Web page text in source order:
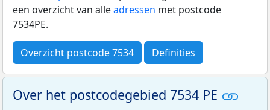
een overzicht van alleadressen met postcode
7534PE.
Overzicht postcode 7534 Definities
Over het postcodegebied 7534 PE